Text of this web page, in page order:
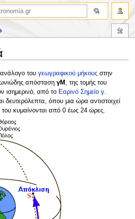
του γεωγραφικού μήκουςστην
απόσταση γΜ
, της τομής του
ισημερινό, από το Εαρινό Σημείο γ.
δευτερόλεπτα, όπου μια ώρα αντιστοιχεί
του κυμαίνονται από 0 έως 24 ώρες.